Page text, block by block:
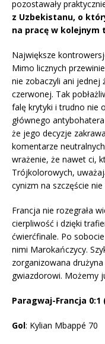
pozostawały
z Uzbekistanu, o
na pracę w
Największe
Mimo licznych
nie zobaczyli ani jednej
czerwonej. Tak
falę krytyki i trudno nie
głównego
że jego decyzje
komentarze
wrażenie, że nawet ci,
Trójkolorowych,
cynizm na szczęście
Francja nie rozegrała
cierpliwość i dzięki
ćwierćfinale. Po
nimi Marokańczycy.
zorganizowana
gwiazdorowi. Możemy
Paragwaj-Francja 0:1
Gol: Kylian Mbappé 70